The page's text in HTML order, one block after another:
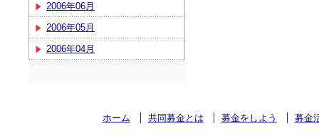
2006年06月
2006年05月
2006年04月
ホーム 共同募金とは 募金をしよう 募金